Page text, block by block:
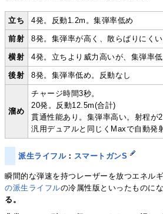
立ち 4発。反動1.2m。集弾率低め
前射 8発。集弾率が高く、散らばりにく
横射 4発。立ちより威力高いが、集弾率
後射 8発。集弾率低め。反動なし
溜め
チャージ時間3秒。
20発。反動12.5m(合計)
貫通性能あり。集弾率高い。射程が
汎用デュアルと同じくMaxで自動発
派生ライフル： スマートガンS
瞬間的な弾速を持つレーザーを放つエネルギ
の派生ライフルの冷属性版といったものに
る。